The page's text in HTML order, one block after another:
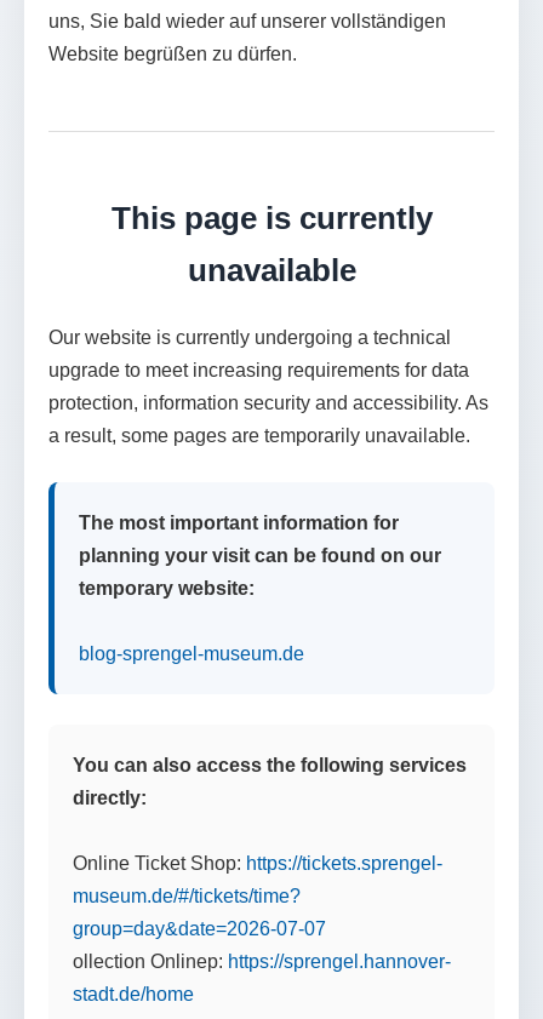
uns, Sie bald wieder auf unserer vollständigen
Website begrüßen zu dürfen.
This page is currently
unavailable
Our website is currently undergoing a technical
upgrade to meet increasing requirements for data
protection, information security and accessibility. As
a result, some pages are temporarily unavailable.
The most important information for
planning your visit can be found on our
temporary website:
blog-sprengel-museum.de
You can also access the following services
directly:
Online Ticket Shop: https://tickets.sprengel-
museum.de/#/tickets/time?
group=day&date=2026-07-07
ollection Onlinep: https://sprengel.hannover-
stadt.de/home